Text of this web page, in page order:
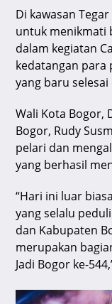
Di kawasan
untuk menikmati
dalam kegiatan
kedatangan para
yang baru
Wali Kota Bogor,
Bogor, Rudy
pelari dan
yang berhasil
“Hari ini luar
yang selalu
dan Kabupaten
merupakan
Jadi Bogor ke-